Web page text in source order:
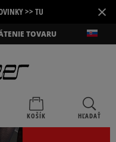
>> TU ×
TOVARU
KOŠÍK HĽADAŤ